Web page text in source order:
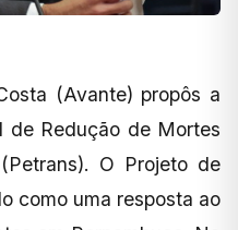
(Avante) propôs a
de Redução de Mortes
O Projeto de
como uma resposta ao